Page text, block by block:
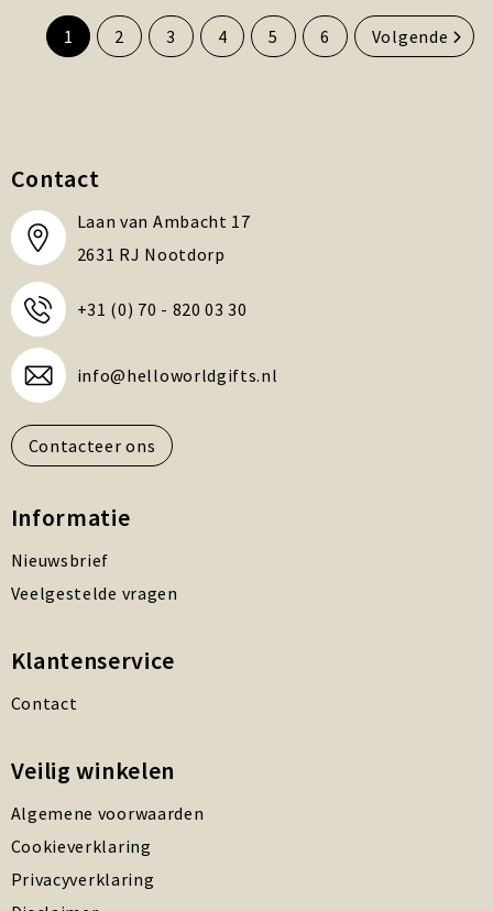
1 2 3 4 5 6 Volgende
Contact
Laan van Ambacht 17
2631 RJ Nootdorp
+31 (0) 70 - 820 03 30
info@helloworldgifts.nl
Contacteer ons
Informatie
Nieuwsbrief
Veelgestelde vragen
Klantenservice
Contact
Veilig winkelen
Algemene voorwaarden
Cookieverklaring
Privacyverklaring